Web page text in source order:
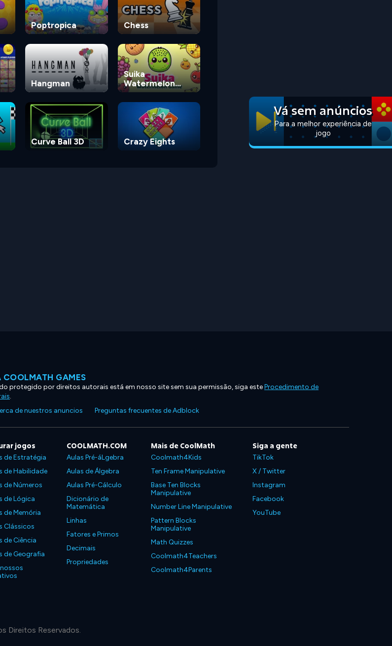
Poptropica Chess
Hangman
Suika
Watermelon
Game
Curve Ball 3D Crazy Eights
Vá sem anúncios
Para a melhor experiência de
jogo
GAMES
protegido por direitos autorais está em nosso site sem sua permissão, siga esteProcedimento de
.
de nuestros anuncios Preguntas frecuentes de Adblock
jogos
de Estratégia
de Habilidade
de Números
de Lógica
de Memória
Clássicos
de Ciência
de Geografia
COOLMATH.COM
Aulas Pré-áLgebra
Aulas de Álgebra
Aulas Pré-Cálculo
Dicionário de
Matemática
Linhas
Fatores e Primos
Decimais
Propriedades
Mais de CoolMath
Coolmath4Kids
Ten Frame Manipulative
Base Ten Blocks
Manipulative
Number Line Manipulative
Pattern Blocks
Manipulative
Math Quizzes
Coolmath4Teachers
Coolmath4Parents
Siga a gente
TikTok
X / Twitter
Instagram
Facebook
YouTube
Direitos Reservados.